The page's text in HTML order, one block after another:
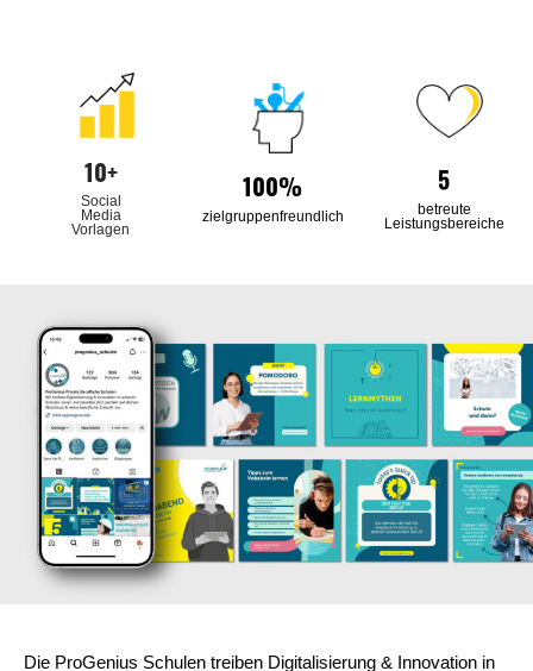
10+
Social
Media
Vorlagen
100%
zielgruppenfreundlich
5
betreute
Leistungsbereiche
Die ProGenius Schulen treiben Digitalisierung & Innovation in